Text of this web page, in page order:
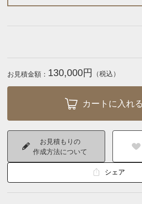
お見積金額： 130,000円 （税込）
お見積もりの
作成方法について
シェア